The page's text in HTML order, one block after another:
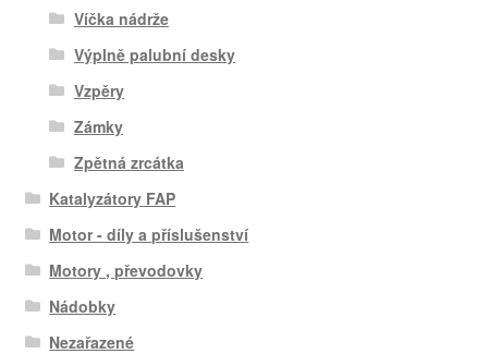
Víčka nádrže
Výplně palubní desky
Vzpěry
Zámky
Zpětná zrcátka
Katalyzátory FAP
Motor - díly a příslušenství
Motory , převodovky
Nádobky
Nezařazené